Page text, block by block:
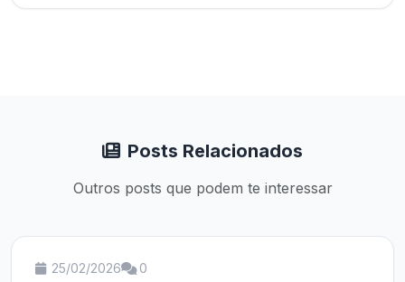
Posts Relacionados
Outros posts que podem te interessar
25/02/2026 0